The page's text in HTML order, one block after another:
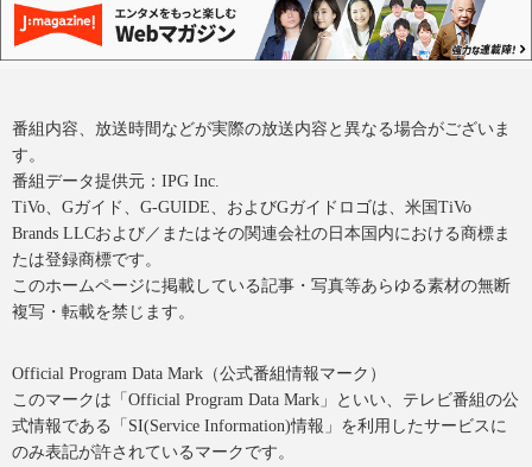
番組内容、放送時間などが実際の放送内容と異なる場合がございま
す。
番組データ提供元：IPG Inc.
TiVo、Gガイド、G-GUIDE、およびGガイドロゴは、米国TiVo
Brands LLCおよび／またはその関連会社の日本国内における商標ま
たは登録商標です。
このホームページに掲載している記事・写真等あらゆる素材の無断
複写・転載を禁じます。
Official Program Data Mark（公式番組情報マーク）
このマークは「Official Program Data Mark」といい、テレビ番組の公
式情報である「SI(Service Information)情報」を利用したサービスに
のみ表記が許されているマークです。